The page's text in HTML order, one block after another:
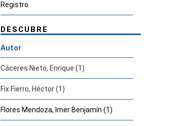
Registro
DESCUBRE
Autor
Cáceres Nieto, Enrique (1)
Fix Fierro, Héctor (1)
Flores Mendoza, Imer Benjamín (1)